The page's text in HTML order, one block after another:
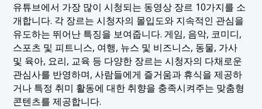
유튜브에서 가장 많이 시청되는 동영상 장르 10가지를 소
개합니다. 각 장르는 시청자의 몰입도와 지속적인 관심을
유도하는 뛰어난 특징을 보여줍니다. 게임, 음악, 코미디,
스포츠 및 피트니스, 여행, 뉴스 및 비즈니스, 동물, 가사
및 육아, 요리, 교육 등 다양한 장르는 시청자의 다채로운
관심사를 반영하며, 사람들에게 즐거움과 휴식을 제공하
거나 특정 취미 활동에 대한 취향을 충족시켜주는 맞춤형
콘텐츠를 제공합니다.